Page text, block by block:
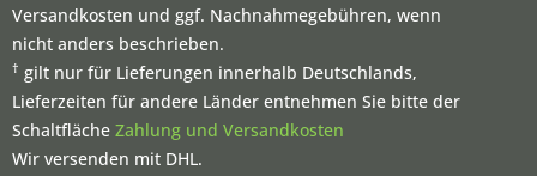
Versandkosten und ggf. Nachnahmegebühren, wenn
nicht anders beschrieben.
† gilt nur für Lieferungen innerhalb Deutschlands,
Lieferzeiten für andere Länder entnehmen Sie bitte der
Schaltfläche Zahlung und Versandkosten
Wir versenden mit DHL.